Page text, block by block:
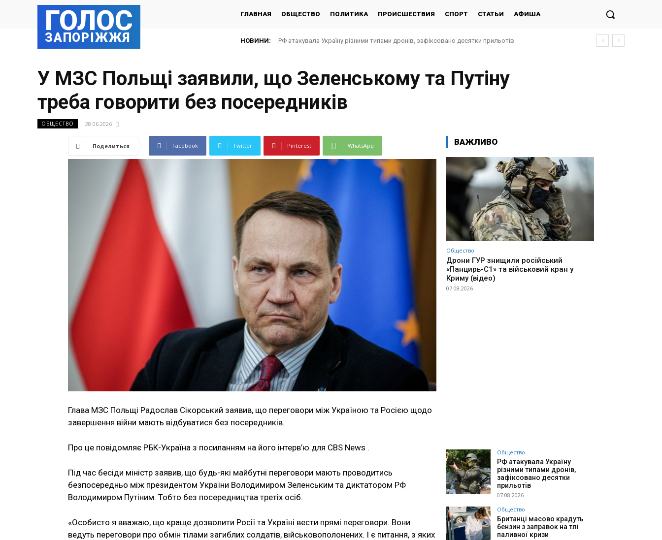
ГОЛОС
ЗАПОРІЖЖЯ
ГЛАВНАЯ ОБЩЕСТВО ПОЛИТИКА ПРОИСШЕСТВИЯ СПОРТ СТАТЬИ АФИША
НОВИНИ: РФ атакувала Україну різними типами дронів, зафіксовано десятки прильотів
Британці масово крадуть бензин з заправок на тлі паливної кризи
У МЗС Польщі заявили, що Зеленському та Путіну
треба говорити без посередників
ОБЩЕСТВО 28.06.2026
Поделиться Facebook Twitter Pinterest WhatsApp
Глава МЗС Польщі Радослав Сікорський заявив, що переговори між Україною та Росією щодо
завершення війни мають відбуватися без посередників.
Про це повідомляє РБК-Україна з посиланням на його інтерв’ю для CBS News .
Під час бесіди міністр заявив, що будь-які майбутні переговори мають проводитись
безпосередньо між президентом України Володимиром Зеленським та диктатором РФ
Володимиром Путіним. Тобто без посередництва третіх осіб.
«Особисто я вважаю, що краще дозволити Росії та Україні вести прямі переговори. Вони
ведуть переговори про обмін тілами загиблих солдатів, військовополонених. І є питання, з яких
ВАЖЛИВО
Общество
Дрони ГУР знищили російський
«Панцирь-С1» та військовий кран у
Криму (відео)
07.08.2026
Общество
РФ атакувала Україну
різними типами дронів,
зафіксовано десятки
прильотів
07.08.2026
Общество
Британці масово крадуть
бензин з заправок на тлі
паливної кризи